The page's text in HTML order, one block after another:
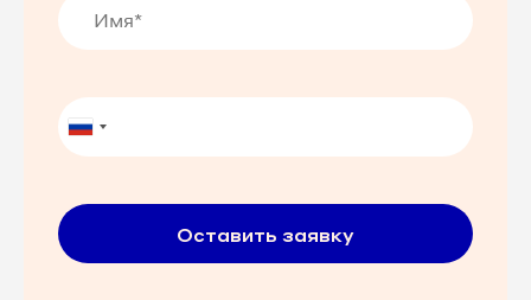
Оставить заявку